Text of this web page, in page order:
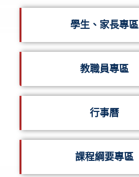
學生、家長專區
教職員專區
行事曆
課程綱要專區